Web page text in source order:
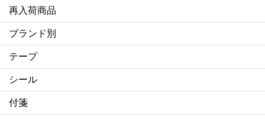
再入荷商品
ブランド別
テープ
シール
付箋